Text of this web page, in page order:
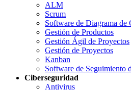
ALM
Scrum
Software de Diagrama de
Gestión de Productos
Gestión Ágil de Proyectos
Gestión de Proyectos
Kanban
Software de Seguimiento
Ciberseguridad
Antivirus